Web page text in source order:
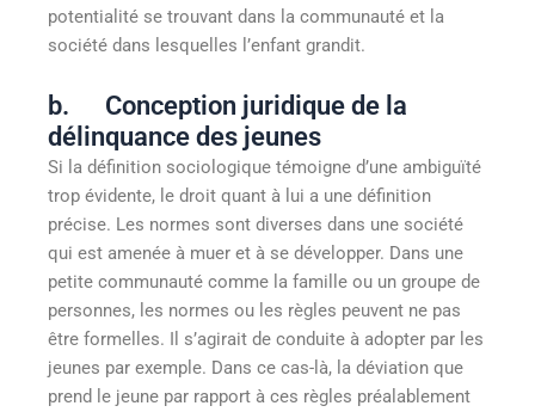
potentialité se trouvant dans la communauté et la
société dans lesquelles l’enfant grandit.
b. Conception juridique de la
délinquance des jeunes
Si la définition sociologique témoigne d’une ambiguïté
trop évidente, le droit quant à lui a une définition
précise. Les normes sont diverses dans une société
qui est amenée à muer et à se développer. Dans une
petite communauté comme la famille ou un groupe de
personnes, les normes ou les règles peuvent ne pas
être formelles. Il s’agirait de conduite à adopter par les
jeunes par exemple. Dans ce cas-là, la déviation que
prend le jeune par rapport à ces règles préalablement